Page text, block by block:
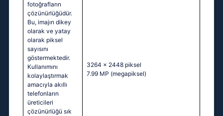
fotoğrafların
çözünürlüğüdür.
Bu, imajın dikey
olarak ve yatay
olarak piksel
sayısını
göstermektedir.
Kullanımını
kolaylaştırmak
amacıyla akıllı
telefonların
üreticileri
çözünürlüğü sık
3264 x 2448 piksel
7.99 MP (megapiksel)